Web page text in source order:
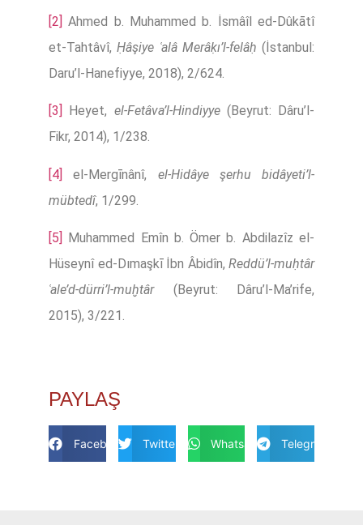
[2] Ahmed b. Muhammed b. İsmâîl ed-Dûkātî
et-Tahtâvî,Ḥâşiye ʿalâ Merâḳı’l-felâḥ (İstanbul:
Daru’l-Hanefiyye, 2018), 2/624.
[3] Heyet, el-Fetâva’l-Hindiyye(Beyrut: Dâru’l-
Fikr, 2014), 1/238.
[4] el-Mergīnânî, el-Hidâye şerhu bidâyeti’l-
mübtedî, 1/299.
[5] Muhammed Emîn b. Ömer b. Abdilazîz el-
Hüseynî ed-Dımaşkī İbn Âbidîn, Reddü’l-muḥtâr
ʿale’d-dürri’l-muḫtâr(Beyrut: Dâru’l-Ma’rife,
2015), 3/221.
PAYLAŞ
Facebook Twitter Whatsapp Telegram